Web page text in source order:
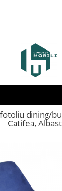
dining/
Catifea,